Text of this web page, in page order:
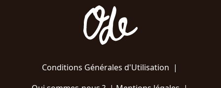
Conditions Générales d'Utilisation |